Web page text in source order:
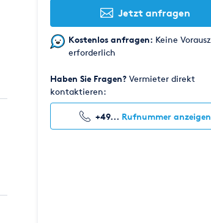
Jetzt anfragen
Kostenlos anfragen: Keine
erforderlich
Haben Sie Fragen? Vermieter direkt
kontaktieren:
+49... Rufnummer anzeigen